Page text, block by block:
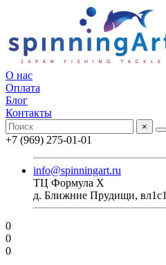
О нас
Оплата
Блог
Контакты
×
+7 (969) 275-01-01
info@spinningart.ru
ТЦ Формула X
д. Ближние Прудищи, вл1с1
0
0
0